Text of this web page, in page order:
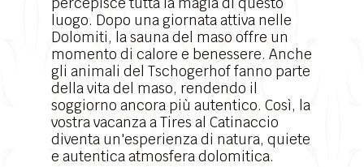
luogo. Dopo una giornata attiva nelle
Dolomiti, la sauna del maso offre un
momento di calore e benessere. Anche
gli animali del Tschogerhof fanno parte
della vita del maso, rendendo il
soggiorno ancora più autentico. Così, la
vostra vacanza a Tires al Catinaccio
diventa un'esperienza di natura, quiete
e autentica atmosfera dolomitica.